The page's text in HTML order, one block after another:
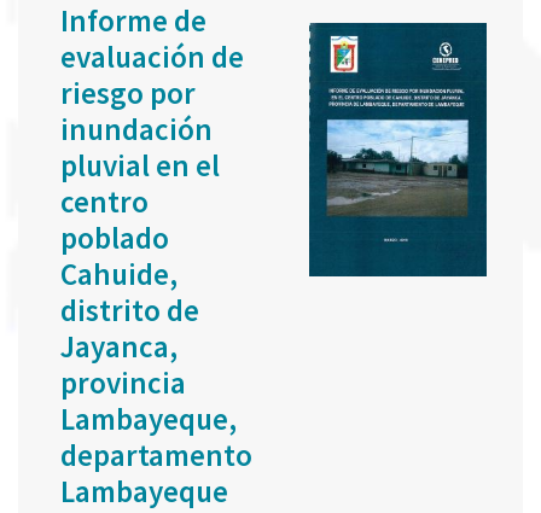
Informe de
evaluación de
riesgo por
inundación
pluvial en el
centro
poblado
Cahuide,
distrito de
Jayanca,
provincia
Lambayeque,
departamento
Lambayeque